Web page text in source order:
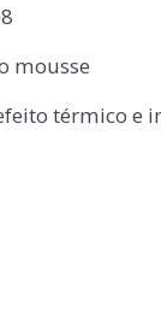
mousse
térmico e